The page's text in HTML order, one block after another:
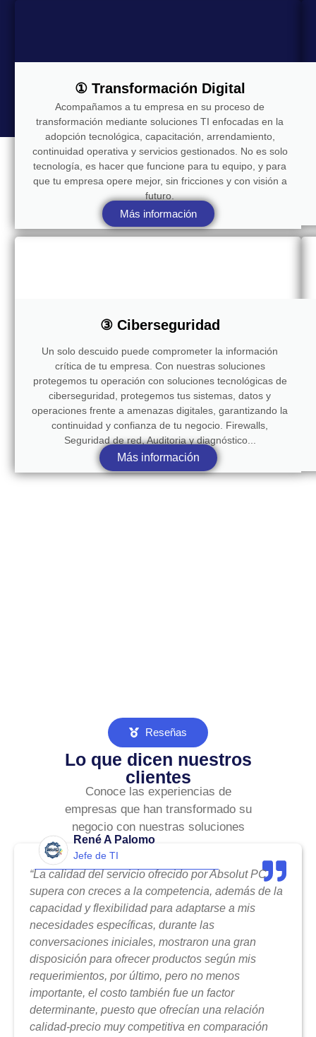
① Transformación Digital
Acompañamos a tu empresa en su proceso de
transformación mediante soluciones TI enfocadas en la
adopción tecnológica, capacitación, arrendamiento,
continuidad operativa y servicios gestionados. No es solo
tecnología, es hacer que funcione para tu equipo, y para
que tu empresa opere mejor, sin fricciones y con visión a
futuro.
Más información
③ Ciberseguridad
Un solo descuido puede comprometer la información
crítica de tu empresa. Con nuestras soluciones
protegemos tu operación con soluciones tecnológicas de
ciberseguridad, protegemos tus sistemas, datos y
operaciones frente a amenazas digitales, garantizando la
continuidad y confianza de tu negocio. Firewalls,
Seguridad de red, Auditoria y diagnóstico...
Más información
Reseñas
Lo que dicen nuestros
clientes
Conoce las experiencias de
empresas que han transformado su
negocio con nuestras soluciones
René A Palomo
Jefe de TI
“La calidad del servicio ofrecido por Absolut PC
supera con creces a la competencia, además de la
capacidad y flexibilidad para adaptarse a mis
necesidades específicas, durante las
conversaciones iniciales, mostraron una gran
disposición para ofrecer productos según mis
requerimientos, por último, pero no menos
importante, el costo también fue un factor
determinante, puesto que ofrecían una relación
calidad-precio muy competitiva en comparación